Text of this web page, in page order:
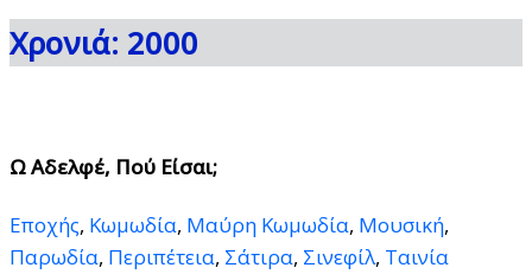
Χρονιά: 2000
Ω Αδελφέ, Πού Είσαι;
Εποχής, Κωμωδία, Μαύρη Κωμωδία, Μουσική,
Παρωδία, Περιπέτεια, Σάτιρα, Σινεφίλ, Ταινία